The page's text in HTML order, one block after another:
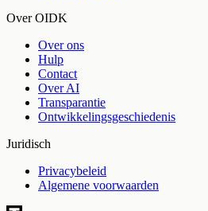
Over OIDK
Over ons
Hulp
Contact
Over AI
Transparantie
Ontwikkelingsgeschiedenis
Juridisch
Privacybeleid
Algemene voorwaarden